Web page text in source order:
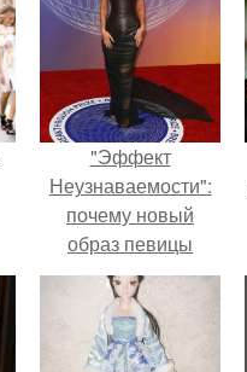
"Эффект
Неузнаваемости":
почему новый
образ певицы
вызвал споры о
гранях
возможного?